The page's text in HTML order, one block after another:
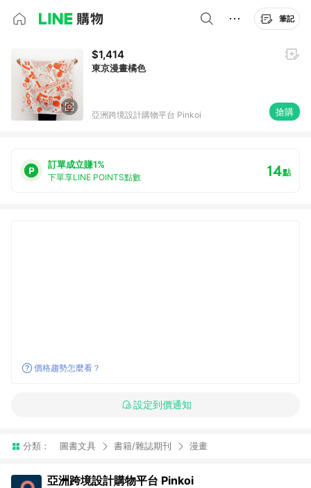
筆記
$1,414
東京漫畫橘色
亞洲跨境設計購物平台 Pinkoi 搶購
訂單成立賺1%
下單享LINE POINTS點數 14點
價格趨勢怎麼看？
設定到價通知
分類： 圖書文具 書籍/雜誌期刊 漫畫
亞洲跨境設計購物平台 Pinkoi